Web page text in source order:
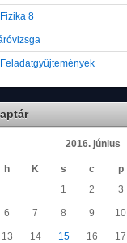
Fizika 8
Feladatgyűjtemények
2016. június
h K s c p
1
2 3
6 7 8 9 10
13 14 15 16 17